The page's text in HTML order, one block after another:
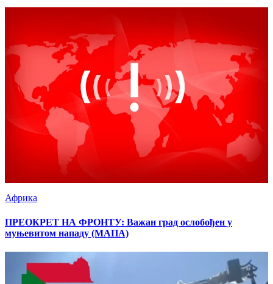
Африка
ПРЕОКРЕТ НА ФРОНТУ: Важан град ослобођен у
муњевитом нападу (МАПА)